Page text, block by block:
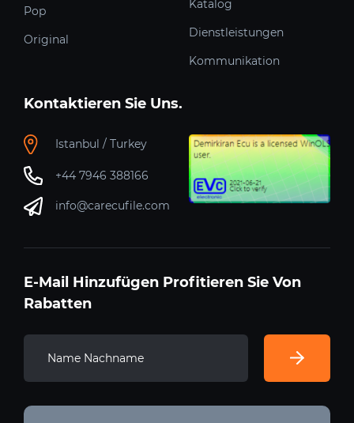
Pop
Original
Katalog
Dienstleistungen
Kommunikation
Kontaktieren Sie Uns.
Istanbul / Turkey
+44 7946 388166
info@carecufile.com
E-Mail Hinzufügen Profitieren Sie Von
Rabatten